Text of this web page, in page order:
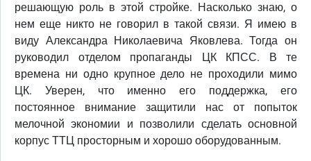
решающую роль в этой стройке. Насколько знаю, о
нем еще никто не говорил в такой связи. Я имею в
виду Александра Николаевича Яковлева. Тогда он
руководил отделом пропаганды ЦК КПСС. В те
времена ни одно крупное дело не проходили мимо
ЦК. Уверен, что именно его поддержка, его
постоянное внимание защитили нас от попыток
мелочной экономии и позволили сделать основной
корпус ТТЦ просторным и хорошо оборудованным.